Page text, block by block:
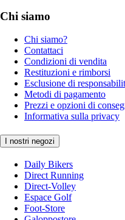
Chi siamo
Chi siamo?
Contattaci
Condizioni di vendita
Restituzioni e rimborsi
Esclusione di
Metodi di pagamento
Prezzi e opzioni di
Informativa sulla privacy
I nostri negozi
Daily Bikers
Direct Running
Direct-Volley
Espace Golf
Foot-Store